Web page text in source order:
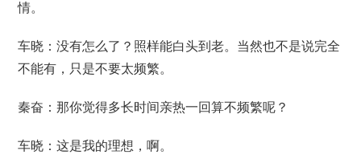
情。
车晓：没有怎么了？照样能白头到老。当然也不是说完全
不能有，只是不要太频繁。
秦奋：那你觉得多长时间亲热一回算不频繁呢？
车晓：这是我的理想，啊。